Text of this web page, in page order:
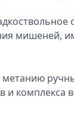
мишеней,
и комплекса